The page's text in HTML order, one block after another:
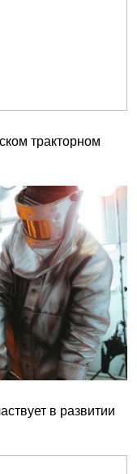
тракторном
в развитии